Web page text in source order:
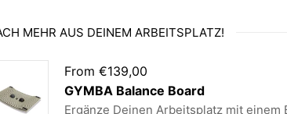
Merkmale‍:
Kinematik
MEHR AUS DEINEM ARBEITSPLATZ!
From €139,00
GYMBA Balance Board
Ergänze Deinen Arbeitsplatz mit einem